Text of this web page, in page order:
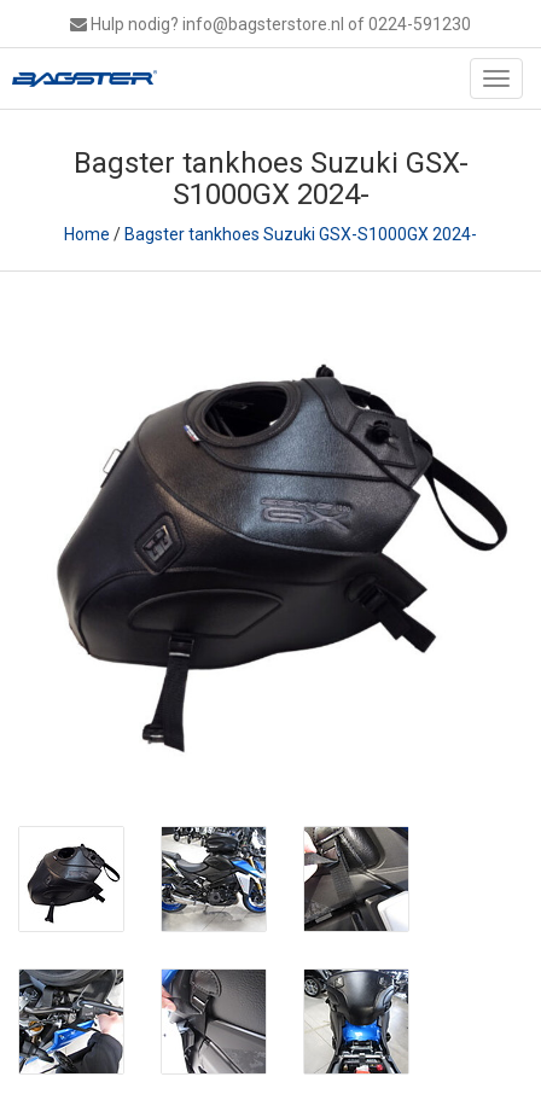
Hulp nodig? info@bagsterstore.nl of 0224-591230
Bagster tankhoes Suzuki GSX-
S1000GX 2024-
Home /Bagster tankhoes Suzuki GSX-S1000GX 2024-